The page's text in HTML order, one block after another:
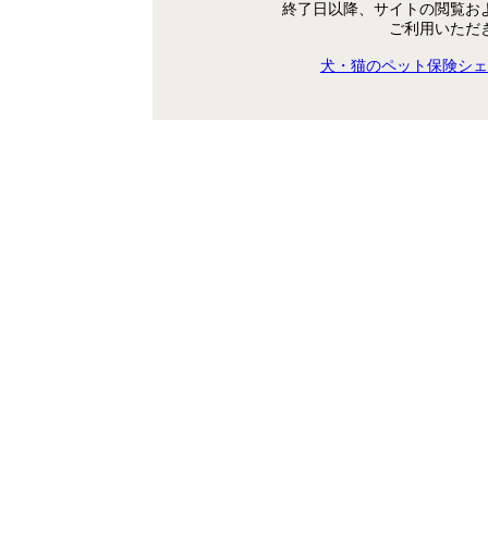
終了日以降、サイトの閲覧お
ご利用いただ
犬・猫のペット保険シ